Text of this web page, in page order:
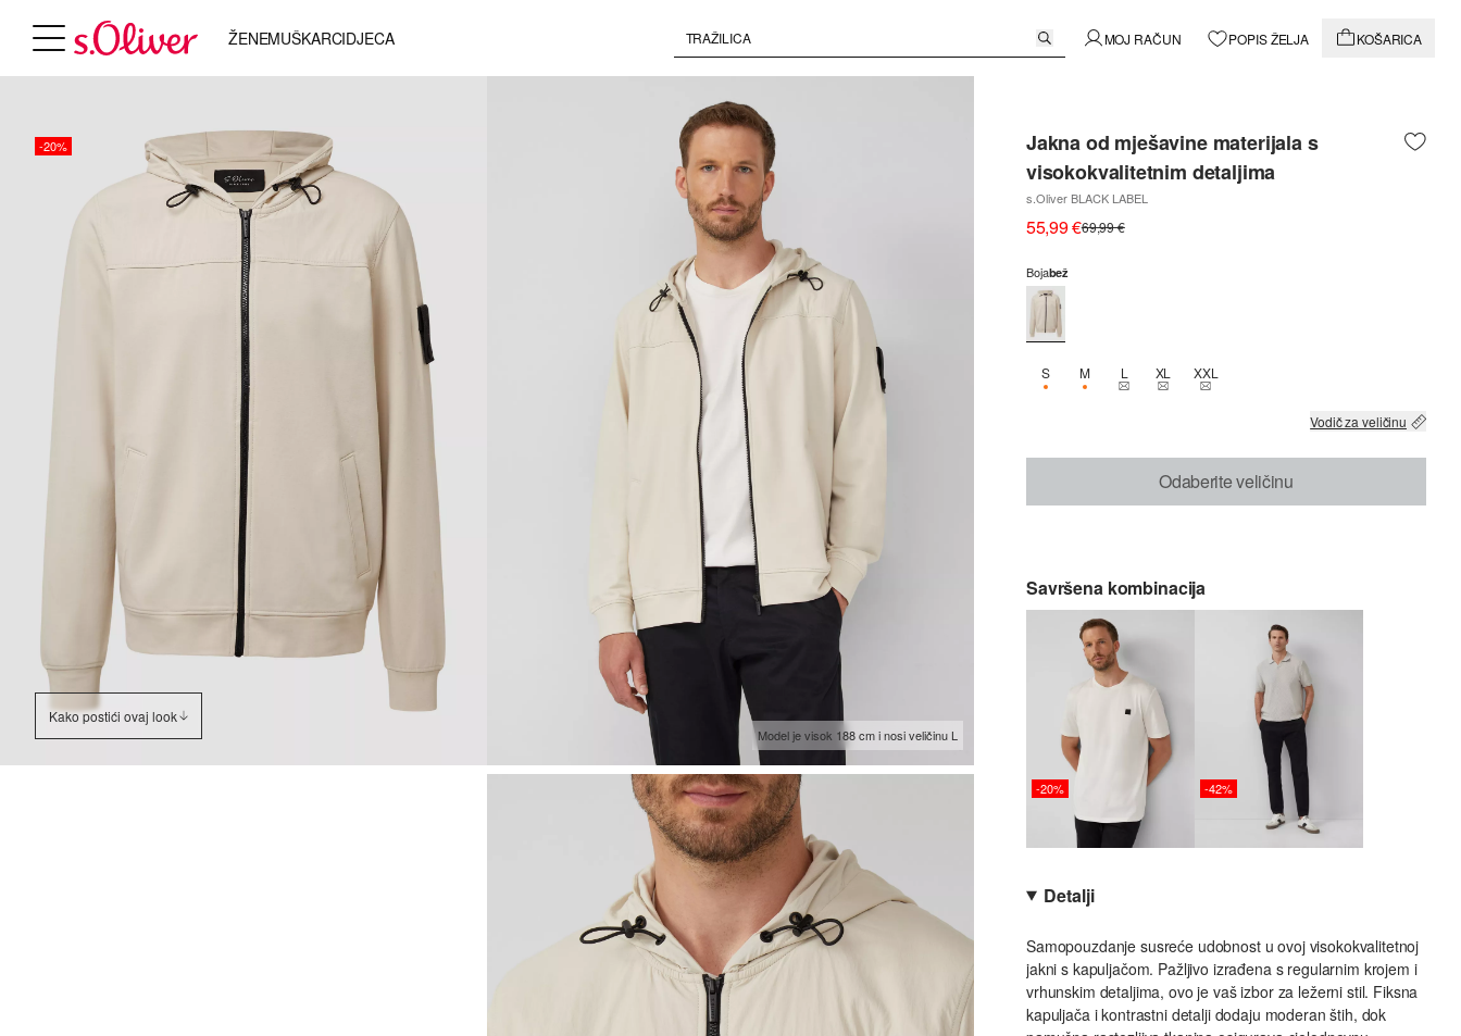
ŽENEMUŠKARCIDJECA MOJ RAČUN POPIS ŽELJA KOŠARICA
-20%
Kako postići ovaj look
Model je visok 188 cm i nosi veličinu L
Jakna od mješavine materijala s
visokokvalitetnim detaljima
s.Oliver BLACK LABEL
55,99 €69,99 €
Bojabež
SDOSTUPNO SAMO 1
MDOSTUPNO SAMO 1
LTHIS SIZE IS CURRENTLY OUT OF STOCK
XLTHIS SIZE IS CURRENTLY OUT OF STOCK
XXLTHIS SIZE IS CURRENTLY OUT OF STOCK
Vodič za veličinu
Odaberite veličinu
Savršena kombinacija
-20% -42%
Detalji
Samopouzdanje susreće udobnost u ovoj visokokvalitetnoj
jakni s kapuljačom. Pažljivo izrađena s regularnim krojem i
vrhunskim detaljima, ovo je vaš izbor za ležerni stil. Fiksna
kapuljača i kontrastni detalji dodaju moderan štih, dok